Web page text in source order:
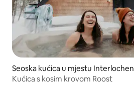
Seoska kućica u mjestu Interlochen
Kućica s kosim krovom Roost